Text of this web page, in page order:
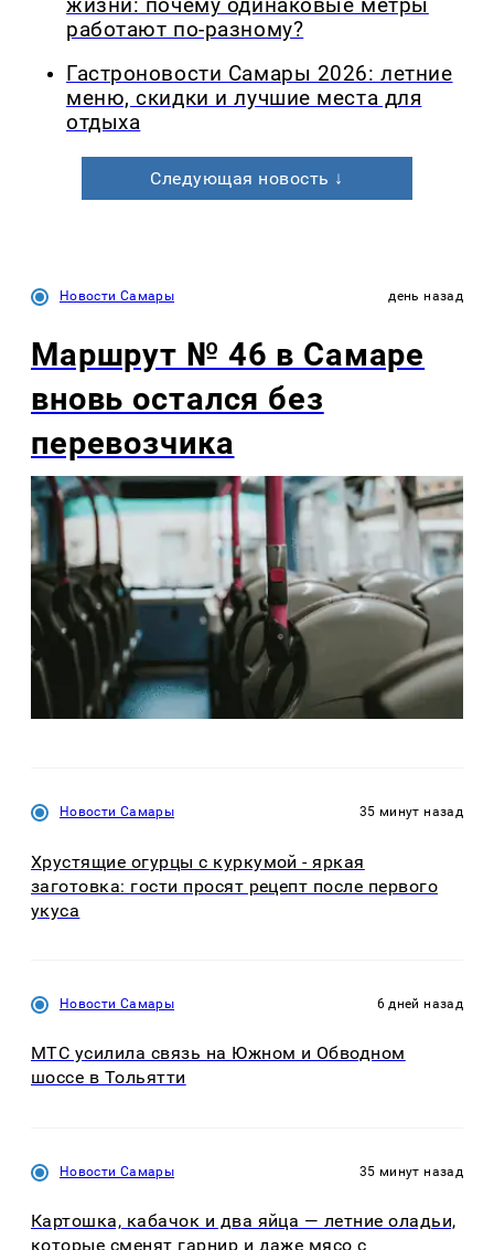
жизни: почему одинаковые метры
работают по-разному?
Гастроновости Самары 2026: летние
меню, скидки и лучшие места для
отдыха
Следующая новость ↓
Новости Самары день назад
Маршрут № 46 в Самаре
вновь остался без
перевозчика
Новости Самары 35 минут назад
Хрустящие огурцы с куркумой - яркая
заготовка: гости просят рецепт после первого
укуса
Новости Самары 6 дней назад
МТС усилила связь на Южном и Обводном
шоссе в Тольятти
Новости Самары 35 минут назад
Картошка, кабачок и два яйца — летние оладьи,
которые сменят гарнир и даже мясо с